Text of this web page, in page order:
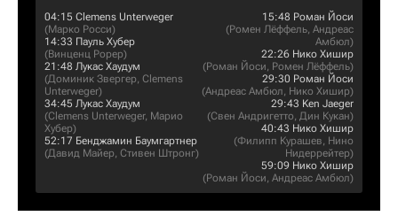
04:15 Clemens Unterweger
(Марко Росси)
14:33 Пауль Хубер
(Винценц Рорер)
21:48 Лукас Хаудум
(Доминик Звергер, Clemens
Unterweger)
34:45 Лукас Хаудум
(Clemens Unterweger, Марио
Хубер)
52:17 Бенджамин Баумгартнер
(Давид Майер, Стивен Штронг)
15:48 Роман Йоси
(Ромен Лёффель, Андреас
Амбюл)
22:26 Нико Хишир
(Роман Йоси, Ромен Лёффель)
29:30 Роман Йоси
(Андреас Амбюл, Нико Хишир)
29:43 Ken Jaeger
(Свен Андригетто, Дин Кукан)
40:43 Нико Хишир
(Филипп Курашев, Нино
Нидеррейтер)
59:09 Нико Хишир
(Роман Йоси, Андреас Амбюл)